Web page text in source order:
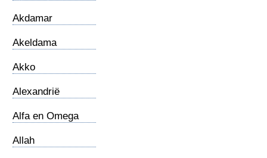
Akdamar
Akeldama
Akko
Alexandrië
Alfa en Omega
Allah